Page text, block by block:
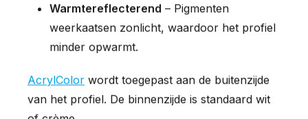
Warmtereflecterend – Pigmenten
weerkaatsen zonlicht, waardoor het profiel
minder opwarmt.
AcrylColor wordt toegepast aan de buitenzijde
van het profiel. De binnenzijde is standaard wit